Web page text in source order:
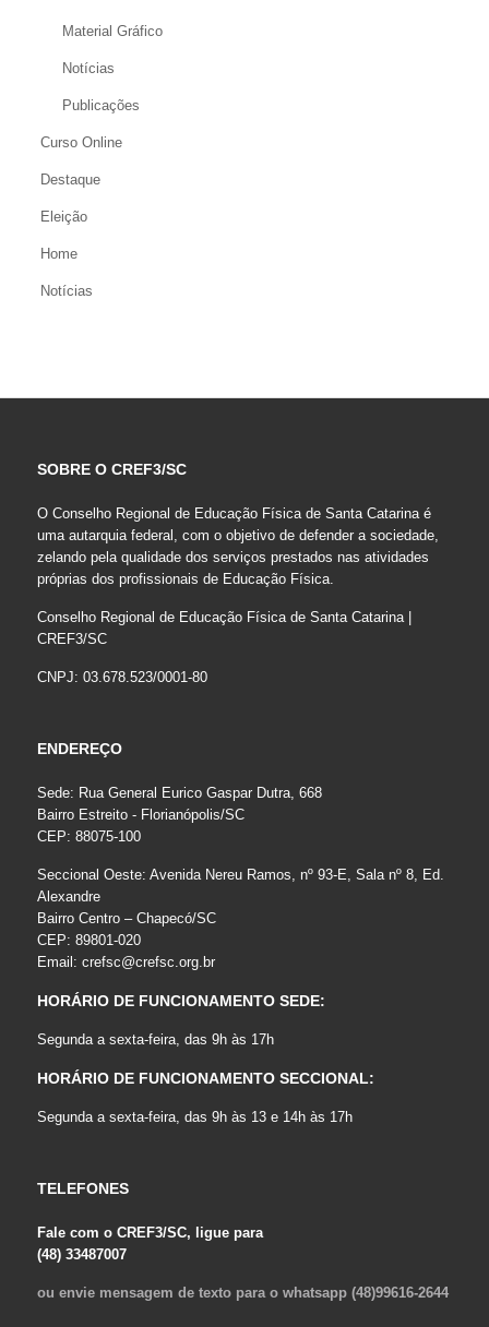
Material Gráfico
Notícias
Publicações
Curso Online
Destaque
Eleição
Home
Notícias
SOBRE O CREF3/SC
O Conselho Regional de Educação Física de Santa Catarina é
uma autarquia federal, com o objetivo de defender a sociedade,
zelando pela qualidade dos serviços prestados nas atividades
próprias dos profissionais de Educação Física.
Conselho Regional de Educação Física de Santa Catarina |
CREF3/SC
CNPJ: 03.678.523/0001-80
ENDEREÇO
Sede: Rua General Eurico Gaspar Dutra, 668
Bairro Estreito - Florianópolis/SC
CEP: 88075-100
Seccional Oeste: Avenida Nereu Ramos, nº 93-E, Sala nº 8, Ed.
Alexandre
Bairro Centro – Chapecó/SC
CEP: 89801-020
Email: crefsc@crefsc.org.br
HORÁRIO DE FUNCIONAMENTO SEDE:
Segunda a sexta-feira, das 9h às 17h
HORÁRIO DE FUNCIONAMENTO SECCIONAL:
Segunda a sexta-feira, das 9h às 13 e 14h às 17h
TELEFONES
Fale com o CREF3/SC, ligue para
(48) 33487007
ou envie mensagem de texto para o whatsapp (48)99616-2644